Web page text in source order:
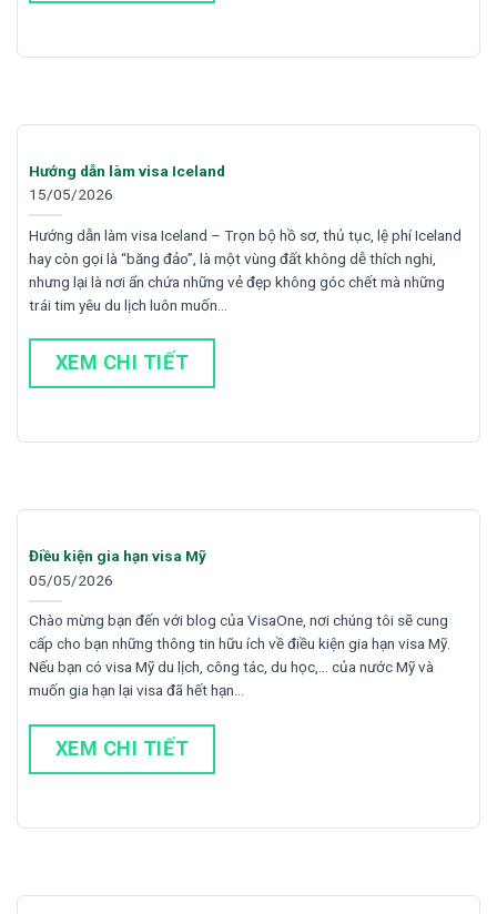
Hướng dẫn làm visa Iceland
15/05/2026
Hướng dẫn làm visa Iceland – Trọn bộ hồ sơ, thủ tục, lệ phí Iceland
hay còn gọi là “băng đảo”, là một vùng đất không dễ thích nghi,
nhưng lại là nơi ẩn chứa những vẻ đẹp không góc chết mà những
trái tim yêu du lịch luôn muốn…
XEM CHI TIẾT
Điều kiện gia hạn visa Mỹ
05/05/2026
Chào mừng bạn đến với blog của VisaOne, nơi chúng tôi sẽ cung
cấp cho bạn những thông tin hữu ích về điều kiện gia hạn visa Mỹ.
Nếu bạn có visa Mỹ du lịch, công tác, du học,… của nước Mỹ và
muốn gia hạn lại visa đã hết hạn…
XEM CHI TIẾT